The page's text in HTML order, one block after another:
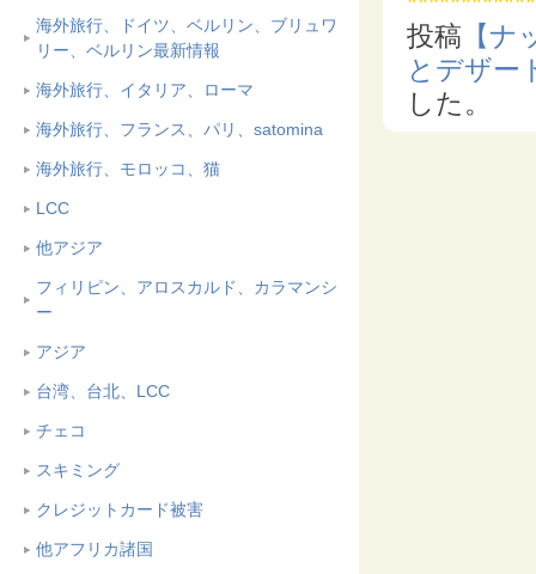
海外旅行、ドイツ、ベルリン、ブリュワ
リー、ベルリン最新情報
海外旅行、イタリア、ローマ
海外旅行、フランス、パリ、satomina
海外旅行、モロッコ、猫
LCC
他アジア
フィリピン、アロスカルド、カラマンシ
ー
アジア
台湾、台北、LCC
チェコ
スキミング
クレジットカード被害
他アフリカ諸国
投稿 【
とデザー
した。